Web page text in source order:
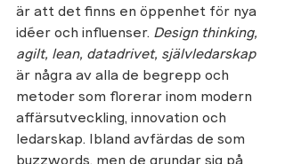
är att det finns en öppenhet för nya
idéer och influenser. Design thinking,
agilt, lean, datadrivet, självledarskap
är några av alla de begrepp och
metoder som florerar inom modern
affärsutveckling, innovation och
ledarskap. Ibland avfärdas de som
buzzwords, men de grundar sig på